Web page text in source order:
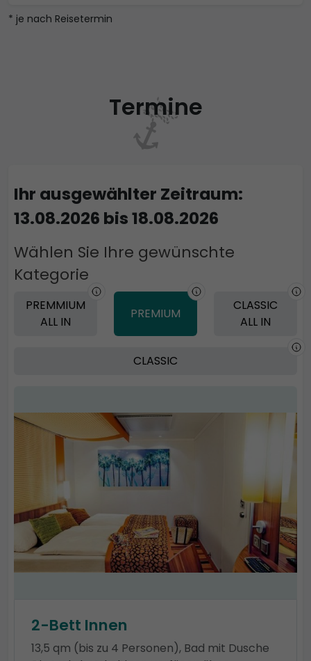
* je nach Reisetermin
Termine
Ihr ausgewählter Zeitraum:
13.08.2026 bis 18.08.2026
Wählen Sie Ihre gewünschte
Kategorie
PREMMIUM
ALL IN
PREMIUM
CLASSIC
ALL IN
CLASSIC
2-Bett Innen
13,5 qm (bis zu 4 Personen), Bad mit Dusche